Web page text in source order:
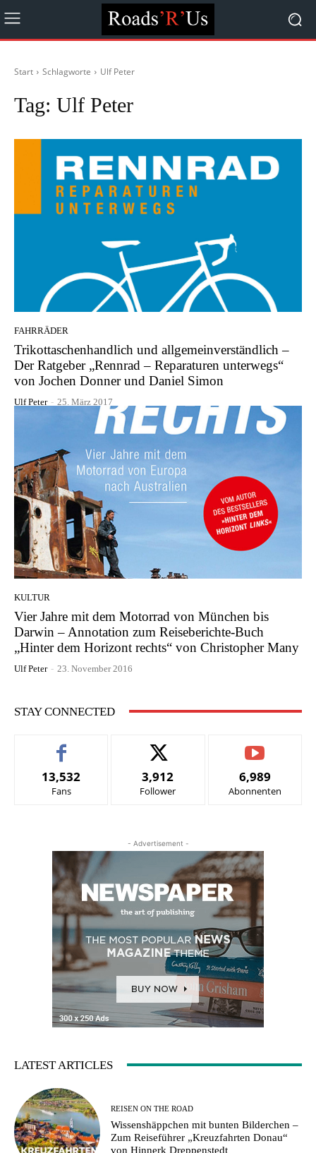
Start Schlagworte Ulf Peter
Tag: Ulf Peter
FAHRRÄDER
Trikottaschenhandlich und allgemeinverständlich –
Der Ratgeber „Rennrad – Reparaturen unterwegs“
von Jochen Donner und Daniel Simon
Ulf Peter - 25. März 2017
KULTUR
Vier Jahre mit dem Motorrad von München bis
Darwin – Annotation zum Reiseberichte-Buch
„Hinter dem Horizont rechts“ von Christopher Many
Ulf Peter - 23. November 2016
STAY CONNECTED
13,532
Fans
3,912
Follower
6,989
Abonnenten
- Advertisement -
LATEST ARTICLES
REISEN ON THE ROAD
Wissenshäppchen mit bunten Bilderchen –
Zum Reiseführer „Kreuzfahrten Donau“
von Hinnerk Dreppenstedt